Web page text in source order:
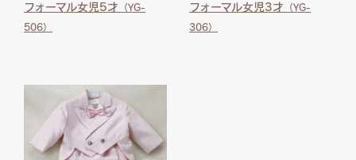
フォーマル女児5才 （YG-
506）
フォーマル女児3才 （YG-
306）